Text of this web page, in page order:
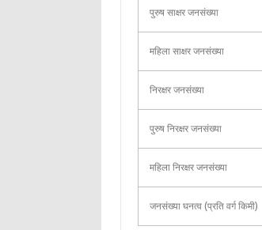
पुरुष साक्षर जनसंख्या
महिला साक्षर जनसंख्या
निरक्षर जनसंख्या
पुरुष निरक्षर जनसंख्या
महिला निरक्षर जनसंख्या
जनसंख्या घनत्व (प्रति वर्ग किमी)